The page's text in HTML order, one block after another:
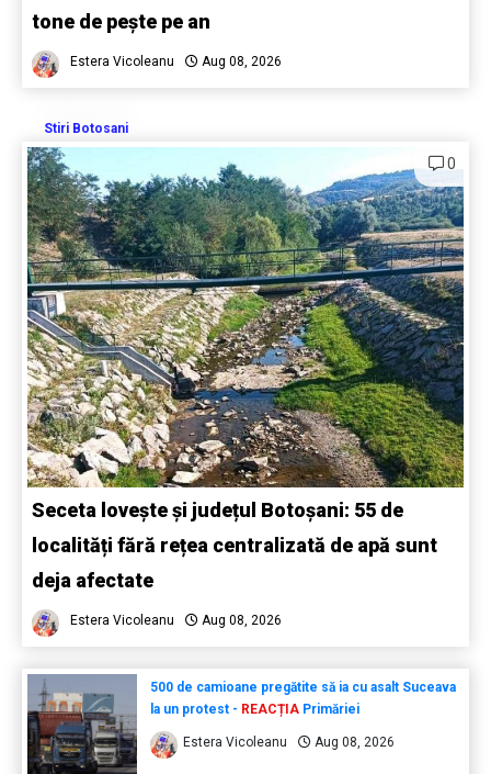
tone de pește pe an
Estera Vicoleanu Aug 08, 2026
Stiri Botosani
0
Seceta lovește și județul Botoșani: 55 de
localități fără rețea centralizată de apă sunt
deja afectate
Estera Vicoleanu Aug 08, 2026
500 de camioane pregătite să ia cu asalt Suceava
la un protest - REACȚIAPrimăriei
Estera Vicoleanu Aug 08, 2026